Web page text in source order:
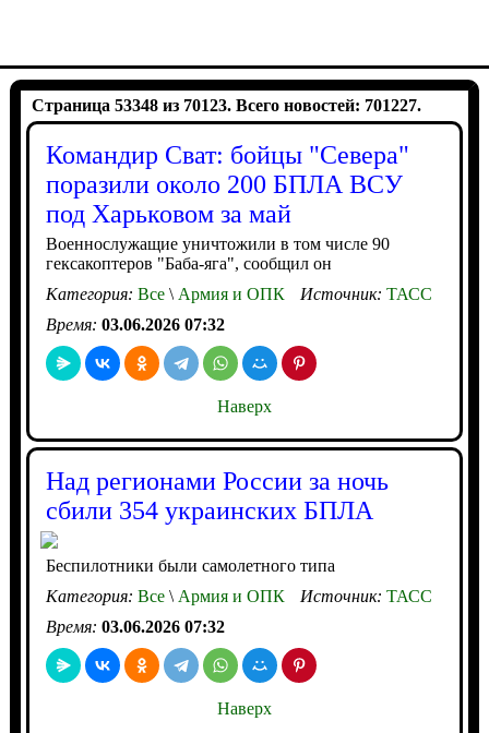
Страница 53348 из 70123. Всего новостей: 701227.
Командир Сват: бойцы "Севера"
поразили около 200 БПЛА ВСУ
под Харьковом за май
Военнослужащие уничтожили в том числе 90
гексакоптеров "Баба-яга", сообщил он
Категория: Все\Армия и ОПК Источник: ТАСС
Время: 03.06.2026 07:32
Наверх
Над регионами России за ночь
сбили 354 украинских БПЛА
Беспилотники были самолетного типа
Категория: Все\Армия и ОПК Источник: ТАСС
Время: 03.06.2026 07:32
Наверх